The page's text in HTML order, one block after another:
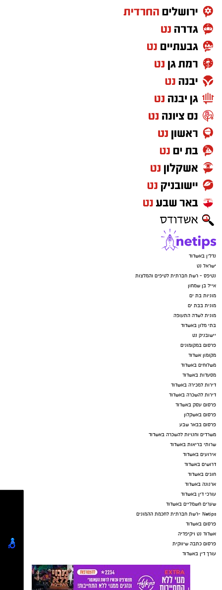
נדל"ן באשדוד
ישראל נט
נטיפס - רשת חברתית לטיפים והמלצות
אייל בן שמחון
מוניות בת ים
מונית בבת ים
מונית לשדה התעופה
בתי מלון באשדוד
יישובניק נט
פרסום במקומונים
מקומון אשדוד
משלוחים באשדוד
מסעדות באשדוד
דירות למכירה באשדוד
דירות להשכרה באשדוד
פרסום עסק באשדוד
פרסום באשקלון
פרסום בבאר שבע
משרדים וחנויות להשכרה באשדוד
שרותי בריאות באשדוד
אירועים באשדוד
דרושים באשדוד
חוגים באשדוד
ארנונה באשדוד
עורכי דין באשדוד
שערים חשמליים באשדוד
Netips -רשת חברתית לחכמת ההמונים
פרסום באשדוד
אשדוד נט ויקיפדיה
פרסום כתבה שיווקית
עורך דין באשדוד